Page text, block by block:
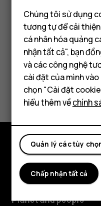
Điện
Điện
Máy tính
hiển thị.
Bạn tìm được
Khám phá
Giới thiệu
Planet and people
Chúng tôi sử dụng
tương tự để cải
cá nhân hóa quảng
nhận tất cả", bạn
và các công nghệ
cài đặt của mình
chọn "Cài đặt
hiểu thêm vềchính
Quản lý các tùy
Chấp nhận tất cả